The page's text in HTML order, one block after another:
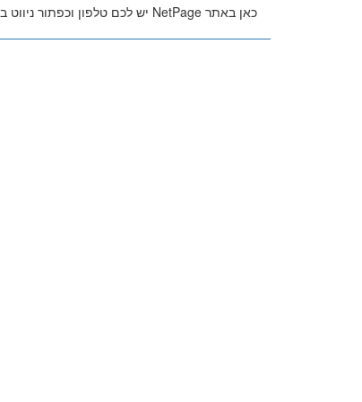
כאן באתר NetPage יש לכם טלפון וכפתור ניווט בוויז למבחר חלונות ממד בחצור הגלילית